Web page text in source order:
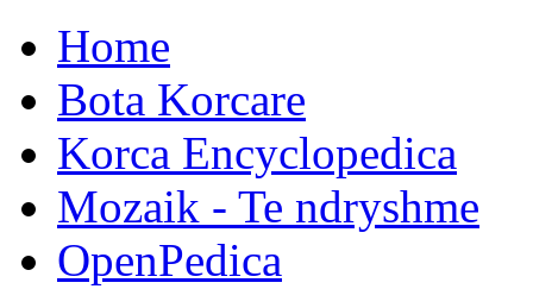
Home
Bota Korcare
Korca Encyclopedica
Mozaik - Te ndryshme
OpenPedica